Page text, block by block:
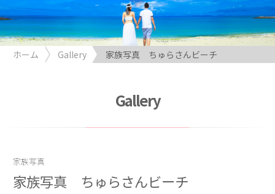
ホーム Gallery 家族写真 ちゅらさんビーチ
Gallery
家族写真
家族写真 ちゅらさんビーチ